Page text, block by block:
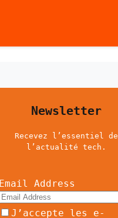
Newsletter
Recevez l’essentiel de
l’actualité tech.
Email Address
J’accepte les e-